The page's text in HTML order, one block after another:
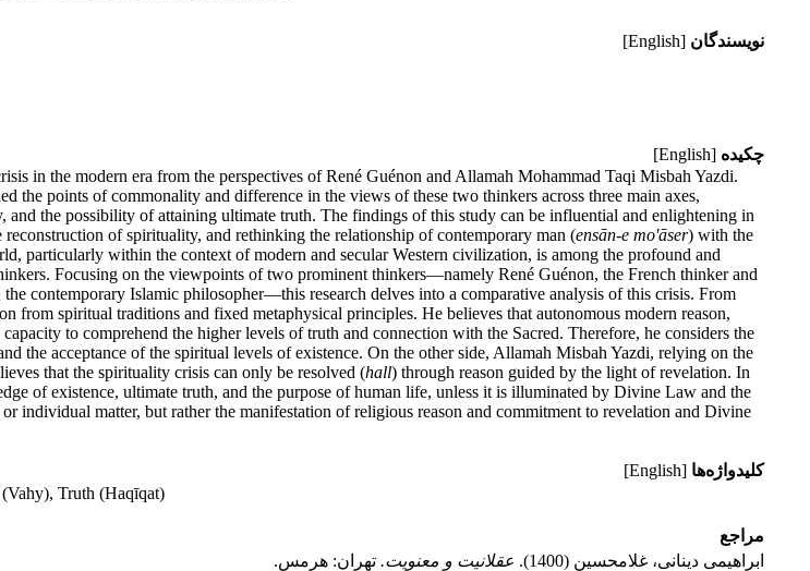
نویسندگان [English]
چکیده [English]
in the modern era from the perspectives of René Guénon and Allamah Mohammad Taqi Misbah Yazdi.
the points of commonality and difference in the views of these two thinkers across three main axes,
the possibility of attaining ultimate truth. The findings of this study can be influential and enlightening in
reconstruction of spirituality, and rethinking the relationship of contemporary man (ensān-e mo'āser) with the
particularly within the context of modern and secular Western civilization, is among the profound and
Focusing on the viewpoints of two prominent thinkers—namely René Guénon, the French thinker and
contemporary Islamic philosopher—this research delves into a comparative analysis of this crisis. From
spiritual traditions and fixed metaphysical principles. He believes that autonomous modern reason,
to comprehend the higher levels of truth and connection with the Sacred. Therefore, he considers the
the acceptance of the spiritual levels of existence. On the other side, Allamah Misbah Yazdi, relying on the
that the spirituality crisis can only be resolved (hall) through reason guided by the light of revelation. In
of existence, ultimate truth, and the purpose of human life, unless it is illuminated by Divine Law and the
individual matter, but rather the manifestation of religious reason and commitment to revelation and Divine
کلیدواژه‌ها [English]
Truth (Haqīqat)
مراجع
ابراهیمی دینانی، غلامحسین (1400).
عقلانیت و معنویت. تهران: هرمس.